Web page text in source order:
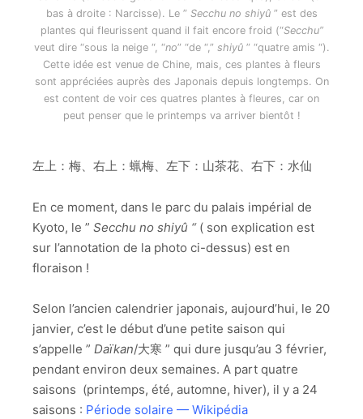
bas à droite : Narcisse). Le ” Secchu no shiyû ” est des
plantes qui fleurissent quand il fait encore froid (“Secchu”
veut dire “sous la neige “, “no” “de “,” shiyû ” “quatre amis “).
Cette idée est venue de Chine, mais, ces plantes à fleurs
sont appréciées auprès des Japonais depuis longtemps. On
est content de voir ces quatres plantes à fleures, car on
peut penser que le printemps va arriver bientôt !
左上：梅、右上：蝋梅、左下：山茶花、右下：水仙
En ce moment, dans le parc du palais impérial de
Kyoto, le ” Secchu no shiyû “( son explication est
sur l’annotation de la photo ci-dessus) est en
floraison !
Selon l’ancien calendrier japonais, aujourd’hui, le 20
janvier, c’est le début d’une petite saison qui
s’appelle ” Daïkan/大寒 ” qui dure jusqu’au 3 février,
pendant environ deux semaines. A part quatre
saisons (printemps, été, automne, hiver), il y a 24
saisons : Période solaire — Wikipédia